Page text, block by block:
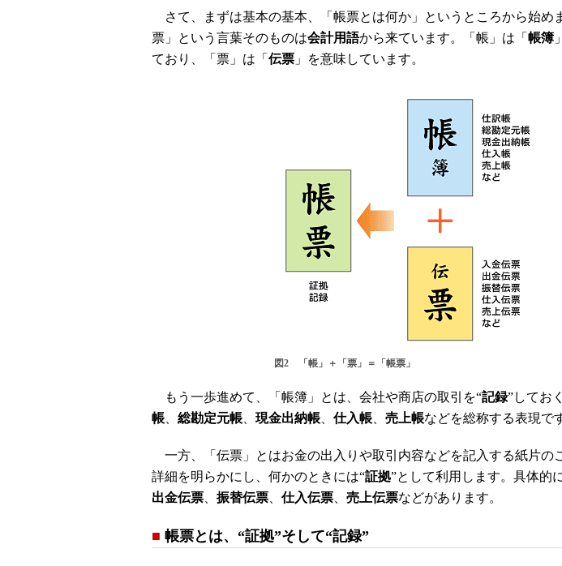
さて、まずは基本の基本、「帳票とは何か」というところから始め
票」という言葉そのものは会計用語から来ています。「帳」は「 帳簿
ており、「票」は「 伝票 」を意味しています。
図2 「帳」＋「票」＝「帳票」
もう一歩進めて、「帳簿」とは、会社や商店の取引を“記録”してお
帳
総勘定元帳 現金出納帳 仕入帳 売上帳などを総称する表現で
一方、「伝票」とはお金の出入りや取引内容などを記入する紙片の
詳細を明らかにし、何かのときには“証拠”として利用します。具体的
出金伝票
振替伝票 仕入伝票 売上伝票などがあります。
■ 帳票とは、“証拠”そして“記録”